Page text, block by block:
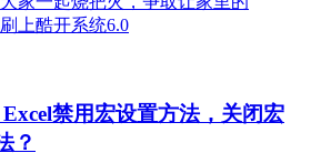
禁用宏设置方法，关闭宏
？